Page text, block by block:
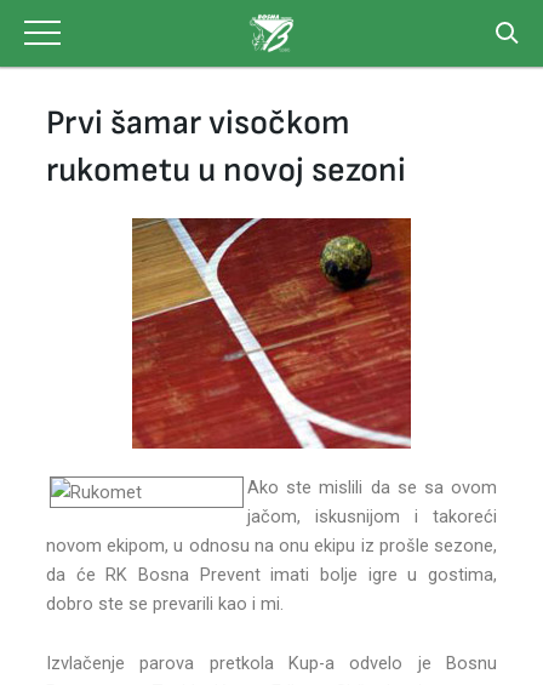
content
Prvi šamar visočkom
rukometu u novoj sezoni
Ako ste mislili da se sa ovom
jačom, iskusnijom i takoreći
novom ekipom, u odnosu na onu ekipu iz prošle sezone,
da će RK Bosna Prevent imati bolje igre u gostima,
dobro ste se prevarili kao i mi.
Izvlačenje parova pretkola Kup-a odvelo je Bosnu